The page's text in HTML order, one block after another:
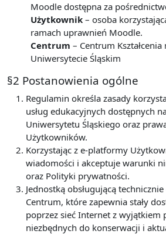
Moodle dostępna za
Użytkownik – osoba
ramach uprawnień Moodle.
Centrum – Centrum Kształcenia
Uniwersytecie Śląskim
§2 Postanowienia ogólne
Regulamin określa zasady
usług edukacyjnych dostępnych
Uniwersytetu Śląskiego oraz
Użytkowników.
Korzystając z e-platformy
wiadomości i akceptuje warunki
oraz Polityki prywatności.
Jednostką obsługującą
Centrum, które zapewnia stały
poprzez sieć Internet z wyjątkiem
niezbędnych do konserwacji i